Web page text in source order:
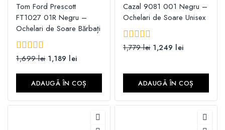
Tom Ford Prescott
FT1027 01R Negru –
Ochelari de Soare Bărbați
0
5
1,699lei 1,189 lei
ADAUGĂ ÎN COȘ
Cazal 9081 001 Negru –
Ochelari de Soare Unisex
0
1,779lei 1,249 lei
ADAUGĂ ÎN COȘ